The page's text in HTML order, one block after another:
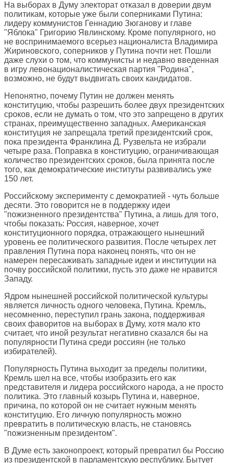
На выборах в Думу электорат отказал в доверии двум
политикам, которые уже были соперниками Путина:
лидеру коммунистов Геннадию Зюганову и главе
"Яблока" Григорию Явлинскому. Кроме популярного, но
не воспринимаемого всерьез националиста Владимира
Жириновского, соперников у Путина почти нет. Пошли
даже слухи о том, что коммунисты и недавно введенная
в игру левонационалистическая партия "Родина",
возможно, не будут выдвигать своих кандидатов.
Непонятно, почему Путин не должен менять
конституцию, чтобы разрешить более двух президентских
сроков, если не думать о том, что это запрещено в других
странах, преимущественно западных. Американская
конституция не запрещала третий президентский срок,
пока президента Франклина Д. Рузвельта не избрали
четыре раза. Поправка в конституцию, ограничивающая
количество президентских сроков, была принята после
того, как демократические институты развивались уже
150 лет.
Российскому эксперименту с демократией - чуть больше
десяти. Это говорится не в поддержку идеи
"пожизненного президентства" Путина, а лишь для того,
чтобы показать: Россия, наверное, хочет
конституционного порядка, отражающего нынешний
уровень ее политического развития. После четырех лет
правления Путина пора наконец понять, что он не
намерен пересаживать западные идеи и институции на
почву российской политики, пусть это даже не нравится
Западу.
Ядром нынешней российской политической культуры
является личность одного человека, Путина. Кремль,
несомненно, переступил грань закона, поддерживая
своих фаворитов на выборах в Думу, хотя мало кто
считает, что иной результат негативно сказался бы на
популярности Путина среди россиян (не только
избирателей).
Популярность Путина выходит за пределы политики,
Кремль шел на все, чтобы изобразить его как
представителя и лидера российского народа, а не просто
политика. Это главный козырь Путина и, наверное,
причина, по которой он не считает нужным менять
конституцию. Его личную популярность можно
превратить в политическую власть, не становясь
"пожизненным президентом".
В Думе есть законопроект, который превратил бы Россию
из президентской в парламентскую республику. Бытует